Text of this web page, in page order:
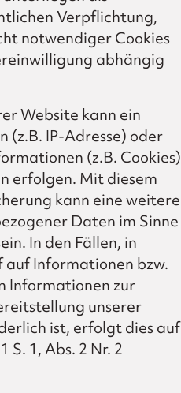
Verpflichtung,
notwendiger Cookies
abhängig
Website kann ein
IP-Adresse) oder
(z.B. Cookies)
erfolgen. Mit diesem
kann eine weitere
Daten im Sinne
In den Fällen, in
auf Informationen bzw.
Informationen zur
unserer
ist, erfolgt dies auf
S. 1, Abs. 2 Nr. 2